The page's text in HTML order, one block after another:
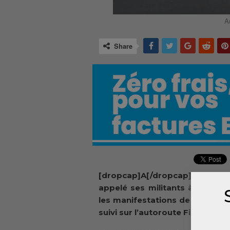
Share
[dropcap]A[/dropcap]u
appelé ses militants à
les manifestations de rue. Sur
suivi sur l’autoroute Fidel